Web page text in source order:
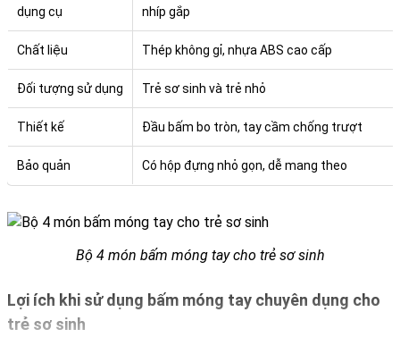
dụng cụ
nhíp gắp
Chất liệu Thép không gỉ, nhựa ABS cao cấp
Đối tượng sử dụng Trẻ sơ sinh và trẻ nhỏ
Thiết kế Đầu bấm bo tròn, tay cầm chống trượt
Bảo quản Có hộp đựng nhỏ gọn, dễ mang theo
Bộ 4 món bấm móng tay cho trẻ sơ sinh
Lợi ích khi sử dụng bấm móng tay chuyên dụng cho
trẻ sơ sinh